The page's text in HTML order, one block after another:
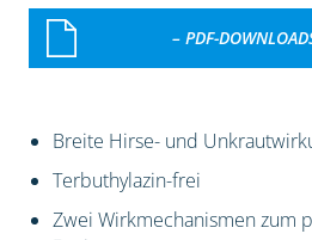
– PDF-
Breite Hirse- und
Terbuthylazin-frei
Zwei Wirkmechanismen zum